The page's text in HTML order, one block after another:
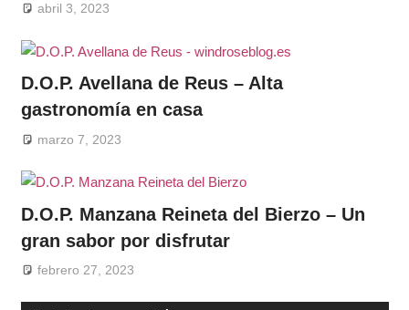
abril 3, 2023
D.O.P. Avellana de Reus – Alta
gastronomía en casa
marzo 7, 2023
D.O.P. Manzana Reineta del Bierzo – Un
gran sabor por disfrutar
febrero 27, 2023